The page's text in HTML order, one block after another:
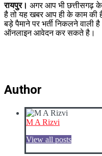
रायपुर। अगर आप भी छत्तीसगढ़
है तो यह खबर आप ही के काम की
बड़े पैमाने पर भर्ती निकलने वाली
ऑनलाइन आवेदन कर सकते है।
Author
M A Rizvi
View all posts